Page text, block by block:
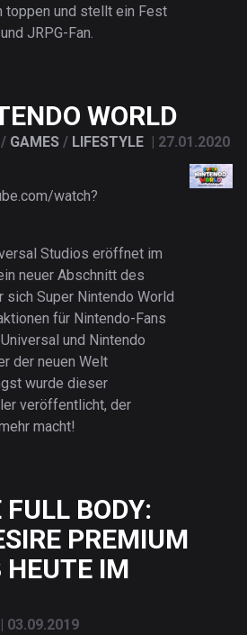
toppen und stellt ein Fest
JRPG-Fan.
WORLD
/ GAMES / LIFESTYLE
27.01.2020
watch?
Studios eröffnet im
neuer Abschnitt des
sich Super Nintendo World
für Nintendo-Fans
und Nintendo
der neuen Welt
wurde dieser
veröffentlicht, der
macht!
BODY:
PREMIUM
HEUTE IM
03.09.2019